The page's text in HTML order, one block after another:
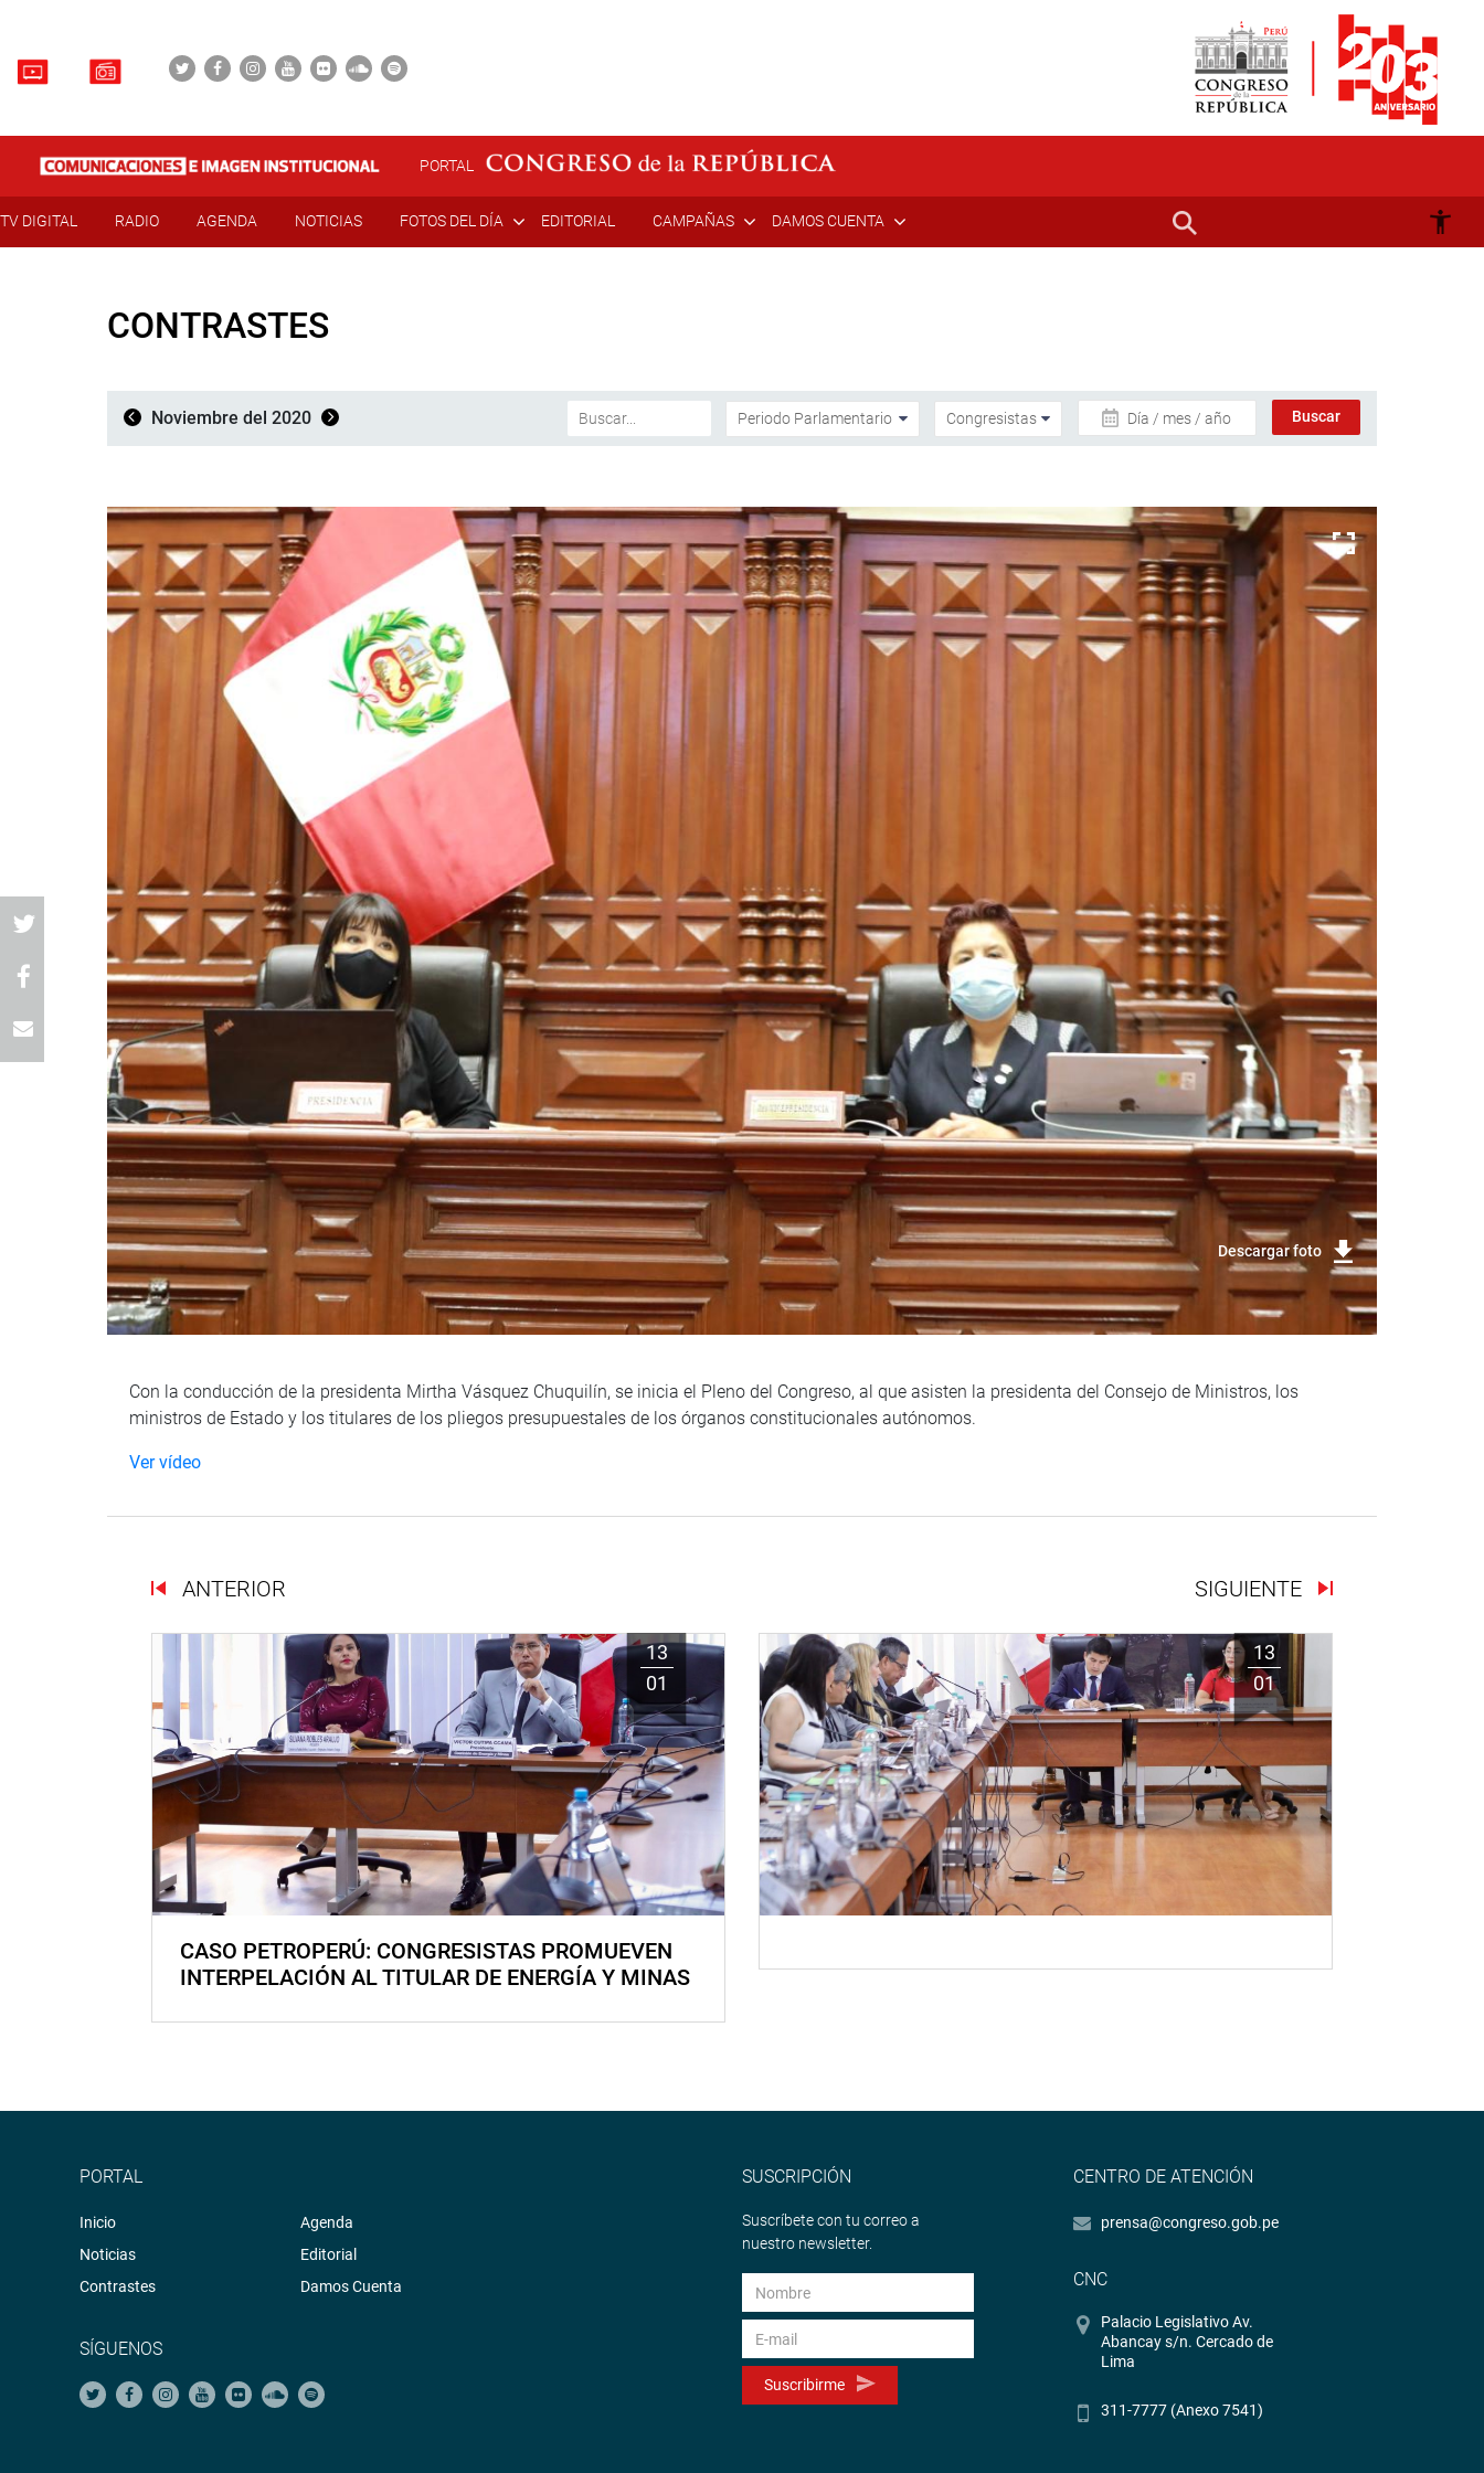
PORTAL
TV DIGITAL RADIO AGENDA NOTICIAS FOTOS DEL DÍA EDITORIAL CAMPAÑAS DAMOS CUENTA
CONTRASTES
Noviembre del 2020 Día / mes / año
Descargar foto
Con la conducción de la presidenta Mirtha Vásquez Chuquilín, se inicia el Pleno del Congreso, al que asisten la presidenta del Consejo de Ministros, los
ministros de Estado y los titulares de los pliegos presupuestales de los órganos constitucionales autónomos.
Ver vídeo
ANTERIOR SIGUIENTE
13
01
CASO PETROPERÚ: CONGRESISTAS PROMUEVEN
INTERPELACIÓN AL TITULAR DE ENERGÍA Y MINAS
13
01
PORTAL
Inicio
Noticias
Contrastes
Agenda
Editorial
Damos Cuenta
SÍGUENOS
SUSCRIPCIÓN
Suscríbete con tu correo a
nuestro newsletter.
Suscribirme
CENTRO DE ATENCIÓN
prensa@congreso.gob.pe
CNC
Palacio Legislativo Av.
Abancay s/n. Cercado de
Lima
311-7777 (Anexo 7541)